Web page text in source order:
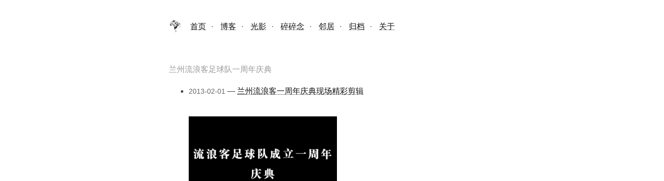
首页 · 博客 · 光影 · 碎碎念 · 邻居 · 归档 · 关于
兰州流浪客足球队一周年庆典
2013-02-01 — 兰州流浪客一周年庆典现场精彩剪辑